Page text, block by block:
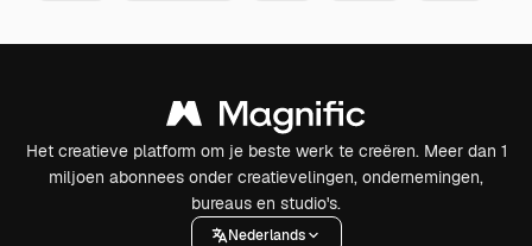
Het creatieve platform om je beste werk te creëren. Meer dan 1
miljoen abonnees onder creatievelingen, ondernemingen,
bureaus en studio's.
Nederlands